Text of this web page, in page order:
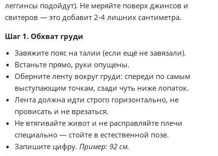
леггинсы подойдут). Не меряйте поверх джинсов и
свитеров — это добавит 2-4 лишних сантиметра.
Шаг 1. Обхват груди
Завяжите пояс на талии (если ещё не завязали).
Встаньте прямо, руки опущены.
Оберните ленту вокруг груди: спереди по самым
выступающим точкам, сзади чуть ниже лопаток.
Лента должна идти строго горизонтально, не
провисать и не врезаться.
Не втягивайте живот и не расправляйте плечи
специально — стойте в естественной позе.
Запишите цифру. Пример: 92 см.